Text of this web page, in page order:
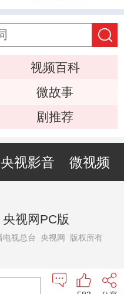
视频百科
微故事
剧推荐
央视影音 微视频
央视网PC版
电视总台 央视网 版权所有